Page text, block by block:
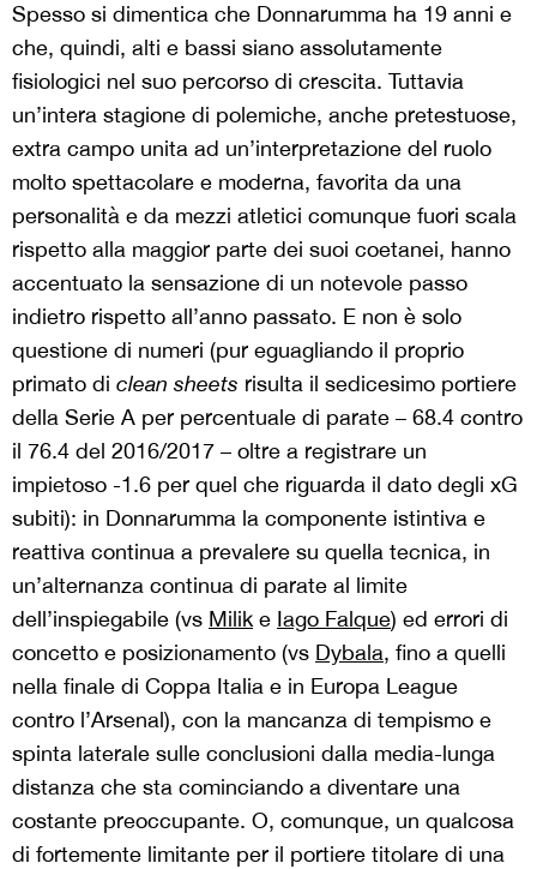
Spesso si dimentica che Donnarumma ha 19 anni e
che, quindi, alti e bassi siano assolutamente
fisiologici nel suo percorso di crescita. Tuttavia
un’intera stagione di polemiche, anche pretestuose,
extra campo unita ad un’interpretazione del ruolo
molto spettacolare e moderna, favorita da una
personalità e da mezzi atletici comunque fuori scala
rispetto alla maggior parte dei suoi coetanei, hanno
accentuato la sensazione di un notevole passo
indietro rispetto all’anno passato. E non è solo
questione di numeri (pur eguagliando il proprio
primato di clean sheets risulta il sedicesimo portiere
della Serie A per percentuale di parate – 68.4 contro
il 76.4 del 2016/2017 – oltre a registrare un
impietoso -1.6 per quel che riguarda il dato degli xG
subiti): in Donnarumma la componente istintiva e
reattiva continua a prevalere su quella tecnica, in
un’alternanza continua di parate al limite
dell’inspiegabile (vs Milik e Iago Falque) ed errori di
concetto e posizionamento (vs Dybala, fino a quelli
nella finale di Coppa Italia e in Europa League
contro l’Arsenal), con la mancanza di tempismo e
spinta laterale sulle conclusioni dalla media-lunga
distanza che sta cominciando a diventare una
costante preoccupante. O, comunque, un qualcosa
di fortemente limitante per il portiere titolare di una